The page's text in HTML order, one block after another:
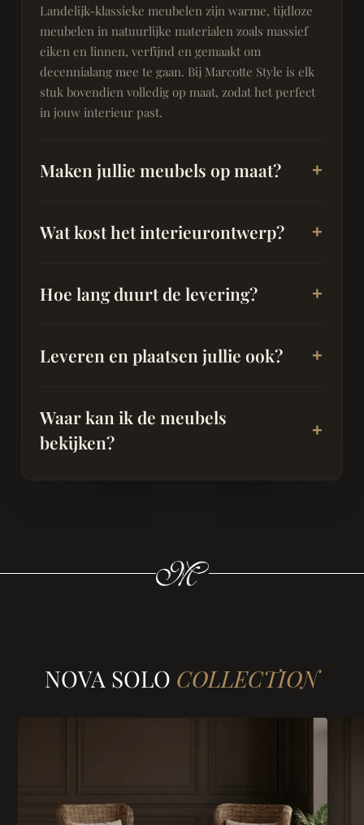
Landelijk-klassieke meubelen zijn warme, tijdloze
meubelen in natuurlijke materialen zoals massief
eiken en linnen, verfijnd en gemaakt om
decennialang mee te gaan. Bij Marcotte Style is elk
stuk bovendien volledig op maat, zodat het perfect
in jouw interieur past.
Maken jullie meubels op maat?
Wat kost het interieurontwerp?
Hoe lang duurt de levering?
Leveren en plaatsen jullie ook?
Waar kan ik de meubels
bekijken?
NOVA SOLO COLLECTION